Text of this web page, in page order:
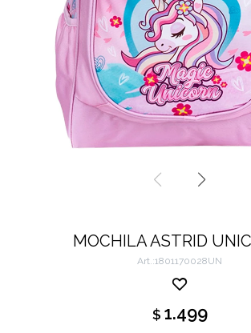
MOCHILA ASTRID
1801170028UN
$ 1.499